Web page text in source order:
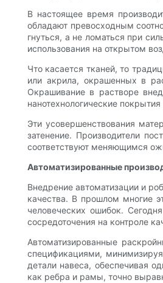
В настоящее время
обладают превосходным
гнуться, а не ломаться при
использования на открытом
Что касается тканей, то
или акрила, окрашенных в
Окрашивание в растворе
нанотехнологические
Эти усовершенствования
затенение. Производители
соответствуют меняющимся
Автоматизированные
Внедрение автоматизации и
качества. В прошлом многие
человеческих ошибок.
сосредоточения на контроле
Автоматизированные
спецификациями,
детали навеса, обеспечивая
как ребра и рамы, точно